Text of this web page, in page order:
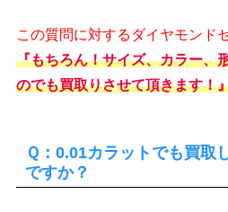
この質問に対するダイヤモンド
『もちろん！サイズ、カラー、
のでも買取りさせて頂きます！
Ｑ：0.01カラットでも買取
ですか？